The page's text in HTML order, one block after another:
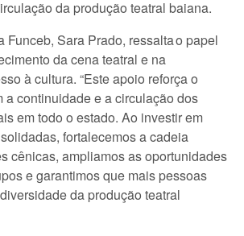
da produção teatral baiana.
Funceb, Sara Prado, ressalta o papel
da cena teatral e na
à cultura. “Este apoio reforça o
a continuidade e a circulação dos
em todo o estado. Ao investir em
fortalecemos a cadeia
cênicas, ampliamos as oportunidades
e garantimos que mais pessoas
da produção teatral